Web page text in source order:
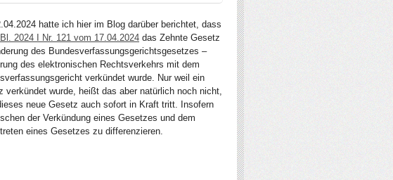
hatte ich hier im Blog darüber berichtet, dass
2024 I Nr. 121 vom 17.04.2024 das Zehnte Gesetz
des Bundesverfassungsgerichtsgesetzes –
des elektronischen Rechtsverkehrs mit dem
verkündet wurde. Nur weil ein
verkündet wurde, heißt das aber natürlich noch nicht,
neue Gesetz auch sofort in Kraft tritt. Insofern
der Verkündung eines Gesetzes und dem
eines Gesetzes zu differenzieren.